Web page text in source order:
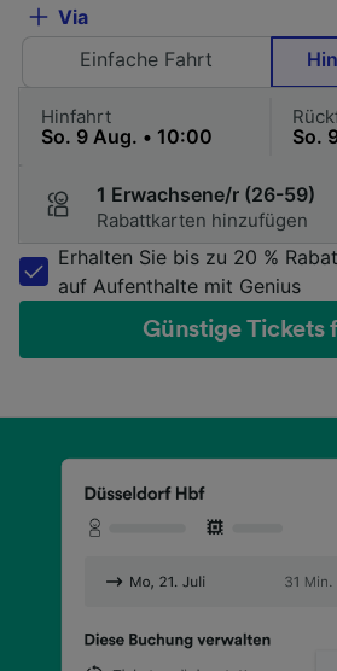
Via
Einfache Fahrt
Hinfahrt
1 Erwachsene/r (26-59)
Rabattkarten hinzufügen
Erhalten Sie bis zu 20 %
auf Aufenthalte mit Genius
Günstige Tickets